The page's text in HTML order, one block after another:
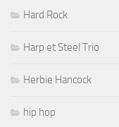
Hard Rock
Harp et Steel Trio
Herbie Hancock
hip hop